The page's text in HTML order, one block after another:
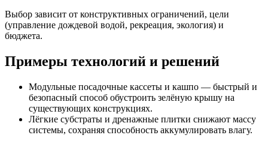
Выбор зависит от конструктивных ограничений, цели
(управление дождевой водой, рекреация, экология) и
бюджета.
Примеры технологий и решений
Модульные посадочные кассеты и кашпо — быстрый и
безопасный способ обустроить зелёную крышу на
существующих конструкциях.
Лёгкие субстраты и дренажные плитки снижают массу
системы, сохраняя способность аккумулировать влагу.